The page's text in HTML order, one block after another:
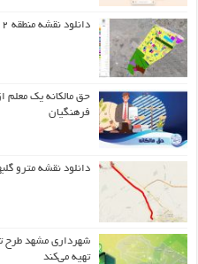
دانلود نقشه منطقه ۱۲ مشهد (الهیه) به تفکیک کاربریها
حق مالکانه یک معلم
فرهنگیان
دانلود نقشه مترو
شهرداری مشهد طرح
تهیه می‌کند